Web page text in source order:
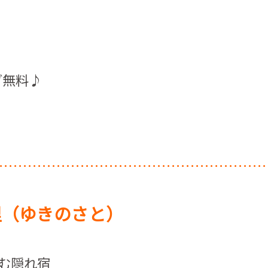
料♪
ゆきのさと）
隠れ宿